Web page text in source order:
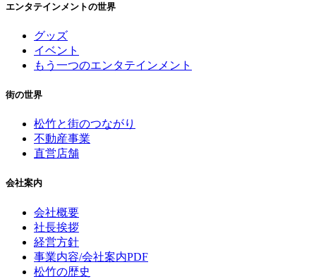
エンタテインメントの世界
グッズ
イベント
もう一つのエンタテインメント
街の世界
松竹と街のつながり
不動産事業
直営店舗
会社案内
会社概要
社長挨拶
経営方針
事業内容/会社案内PDF
松竹の歴史